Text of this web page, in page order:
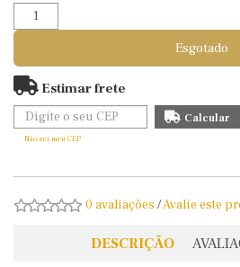
Esgotado
Estimar frete
Não sei meu CEP
0 avaliações /Avalie este
DESCRIÇÃO